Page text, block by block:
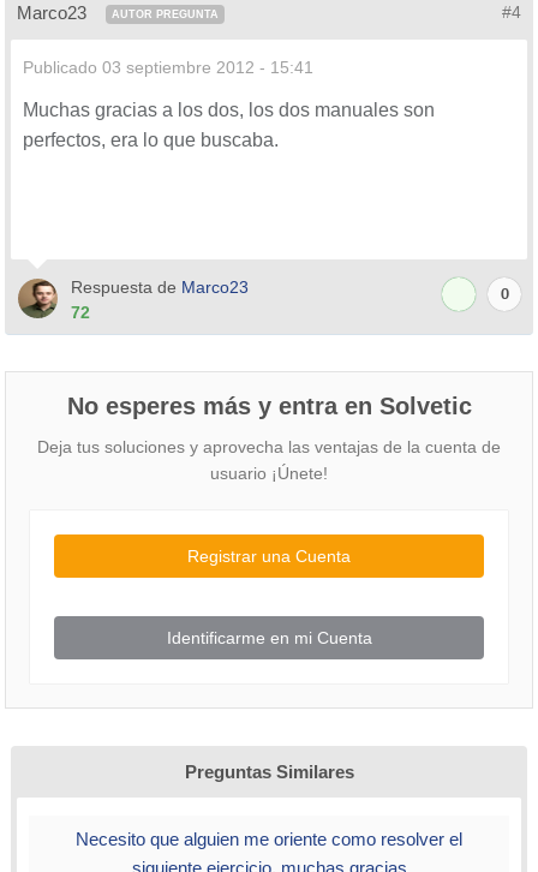
Marco23 AUTOR PREGUNTA #4
Publicado 03 septiembre 2012 - 15:41
Muchas gracias a los dos, los dos manuales son
perfectos, era lo que buscaba.
Respuesta de Marco23
72
0
No esperes más y entra en Solvetic
Deja tus soluciones y aprovecha las ventajas de la cuenta de
usuario ¡Únete!
Registrar una Cuenta
Identificarme en mi Cuenta
Preguntas Similares
Necesito que alguien me oriente como resolver el
siguiente ejercicio, muchas gracias